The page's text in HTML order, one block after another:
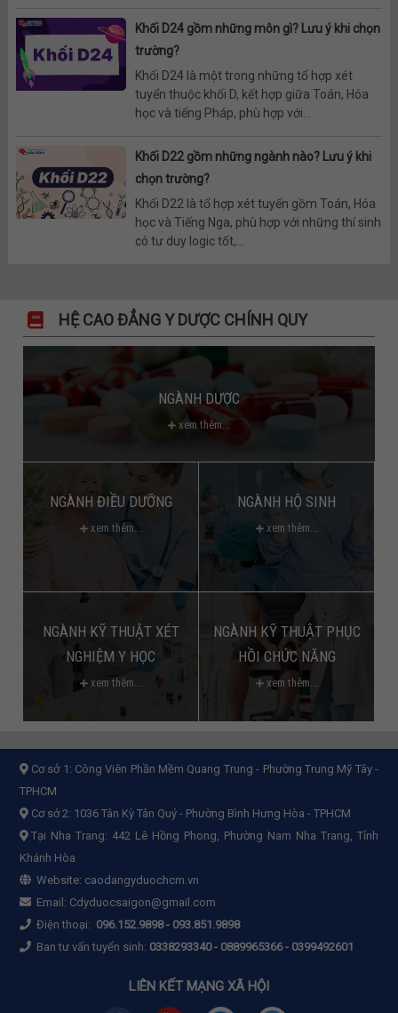
Khối D24 gồm những môn gì? Lưu ý khi chọn
trường?
Khối D24 là một trong những tổ hợp xét
tuyển thuộc khối D, kết hợp giữa Toán, Hóa
học và tiếng Pháp, phù hợp với...
Khối D22 gồm những ngành nào? Lưu ý khi
chọn trường?
Khối D22 là tổ hợp xét tuyển gồm Toán, Hóa
học và Tiếng Nga, phù hợp với những thí sinh
có tư duy logic tốt,...
HỆ CAO ĐẲNG Y DƯỢC CHÍNH QUY
NGÀNH DƯỢC
xem thêm...
NGÀNH ĐIỀU DƯỠNG
xem thêm...
NGÀNH HỘ SINH
xem thêm...
NGÀNH KỸ THUẬT XÉT
NGHIỆM Y HỌC
xem thêm...
NGÀNH KỸ THUẬT PHỤC
HỒI CHỨC NĂNG
xem thêm...
Cơ sở 1: Công Viên Phần Mềm Quang Trung - Phường Trung Mỹ Tây -
TPHCM
Cơ sở 2: 1036 Tân Kỳ Tân Quý - Phường Bình Hưng Hòa - TPHCM
Tại Nha Trang: 442 Lê Hồng Phong, Phường Nam Nha Trang, Tỉnh
Khánh Hòa
Website: caodangyduochcm.vn
Email: Cdyduocsaigon@gmail.com
Điện thoại: 096.152.9898- 093.851.9898
Ban tư vấn tuyển sinh: 0338293340 - 0889965366 - 0399492601
LIÊN KẾT MẠNG XÃ HỘI